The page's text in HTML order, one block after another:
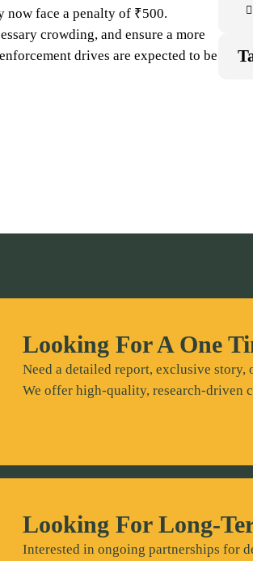
now face a penalty of ₹500.
crowding, and ensure a more
drives are expected to be
Looking For A One
Need a detailed report, exclusive
We offer high-quality, research-driven
Looking For Long-
Interested in ongoing partnerships for